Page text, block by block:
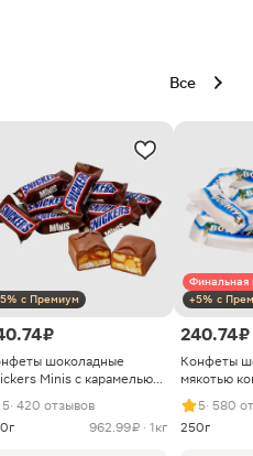
Все
с Премиум
₽
шоколадные
Minis с карамелью
и нугой
5· 420 отзывов
962.99 ₽ · 1кг
Финальная
+5% с
240.74 ₽
Конфеты
мякотью
5· 580
250г